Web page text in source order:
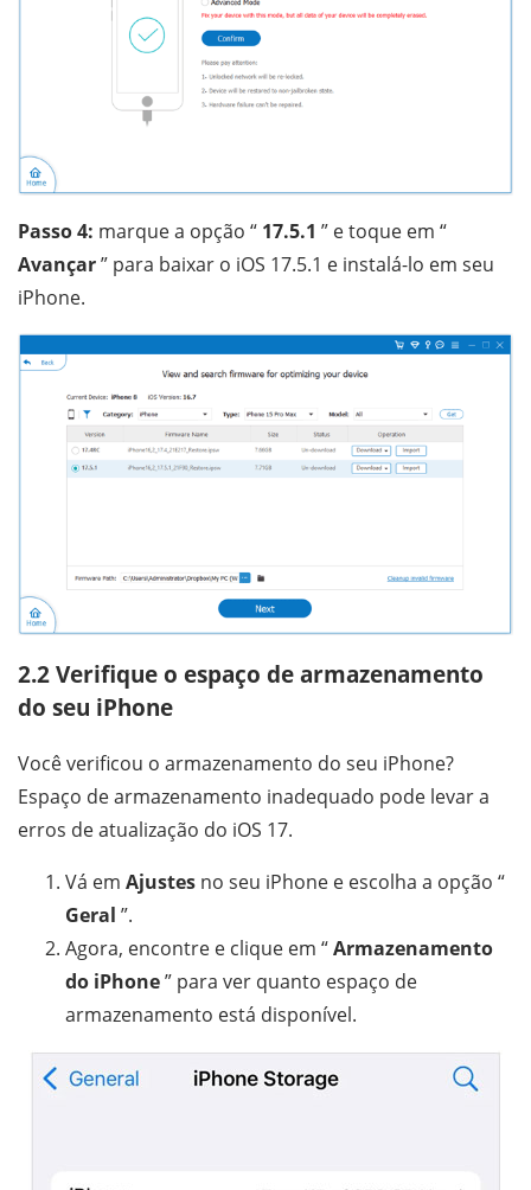
Passo 4: marque a opção “ 17.5.1 ” e toque em “
Avançar” para baixar o iOS 17.5.1 e instalá-lo em seu
iPhone.
2.2 Verifique o espaço de armazenamento
do seu iPhone
Você verificou o armazenamento do seu iPhone?
Espaço de armazenamento inadequado pode levar a
erros de atualização do iOS 17.
Vá em Ajustes no seu iPhone e escolha a opção “
Geral ”.
Agora, encontre e clique em “Armazenamento
do iPhone” para ver quanto espaço de
armazenamento está disponível.